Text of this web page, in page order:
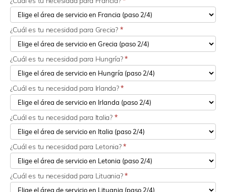
¿Cuál es tu necesidad para Grecia? *
¿Cuál es tu necesidad para Hungría?*
¿Cuál es tu necesidad para Irlanda?*
¿Cuál es tu necesidad para Italia? *
¿Cuál es tu necesidad para Letonia?*
¿Cuál es tu necesidad para Lituania?*